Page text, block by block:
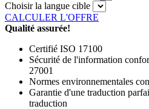
Choisir la langue cible
CALCULER L'OFFRE
Qualité assurée!
Certifié ISO 17100
Sécurité de l'information
27001
Normes environnementales
Garantie d'une traduction
traduction